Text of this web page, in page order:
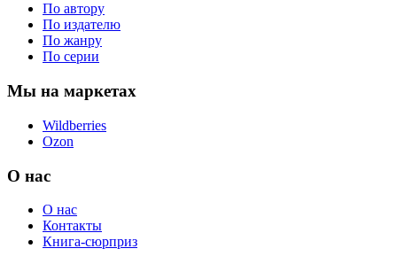
По автору
По издателю
По жанру
По серии
Мы на маркетах
Wildberries
Ozon
О нас
О нас
Контакты
Книга-сюрприз